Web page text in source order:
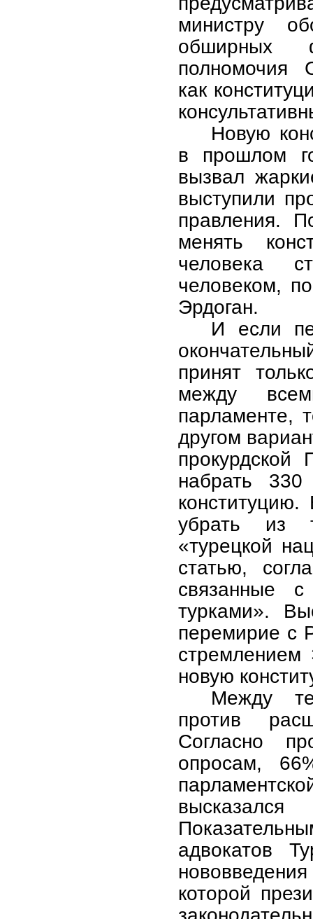
министру
обширных
полномочия
как
Новую
в прошлом
вызвал
выступили
правления.
менять
человека
человеком,
Эрдоган.
И если
принят
между
парламенте,
другом
набрать
убрать из
«турецкой
статью,
связанные с
турками».
перемирие с
стремлением
новую
Между
против
Согласно
опросам,
адвокатов
которой